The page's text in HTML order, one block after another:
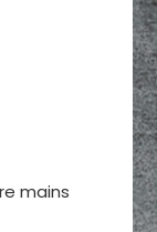
mains